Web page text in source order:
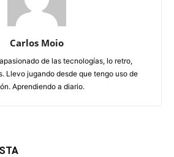
Carlos Moio
de las tecnologías, lo retro,
Llevo jugando desde que tengo uso de
Aprendiendo a diario.